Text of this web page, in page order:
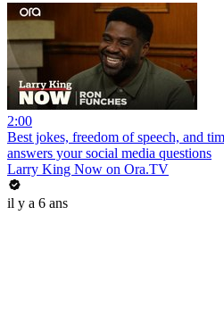
2:00
Best jokes, freedom of speech, and
answers your social media questions
Larry King Now on Ora.TV
il y a 6 ans